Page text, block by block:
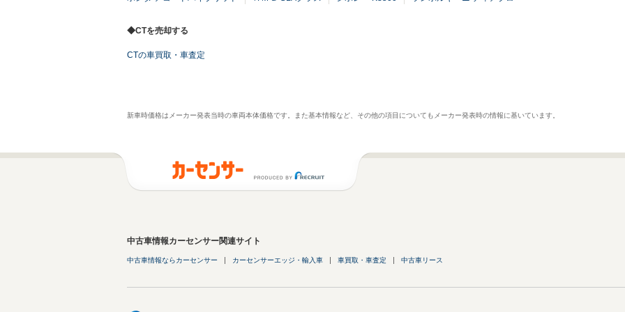
◆CTを売却する
CTの車買取・車査定
新車時価格はメーカー発表当時の車両本体価格です。また基本情報など、その他の項目についてもメーカー発表時の情報に基いています。
中古車情報カーセンサー関連サイト
中古車情報ならカーセンサー カーセンサーエッジ・輸入車 車買取・車査定 中古車リース